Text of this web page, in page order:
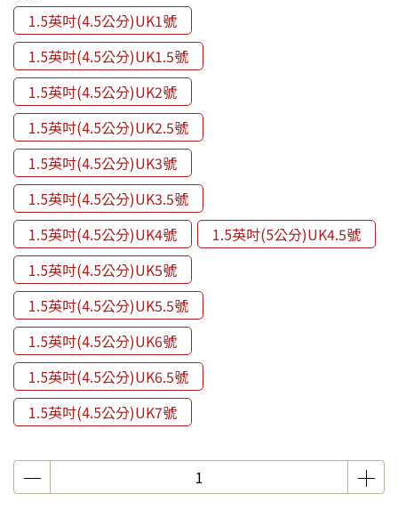
1.5英吋(4.5公分)UK1號
1.5英吋(4.5公分)UK1.5號
1.5英吋(4.5公分)UK2號
1.5英吋(4.5公分)UK2.5號
1.5英吋(4.5公分)UK3號
1.5英吋(4.5公分)UK3.5號
1.5英吋(4.5公分)UK4號
1.5英吋(5公分)UK4.5號
1.5英吋(4.5公分)UK5號
1.5英吋(4.5公分)UK5.5號
1.5英吋(4.5公分)UK6號
1.5英吋(4.5公分)UK6.5號
1.5英吋(4.5公分)UK7號